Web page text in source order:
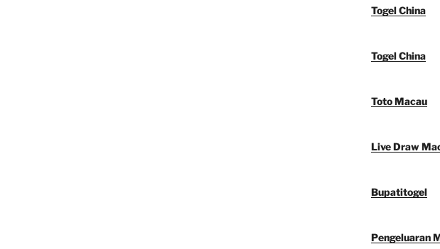
Togel China
Togel China
Toto Macau
Live Draw
Bupatitogel
Pengeluaran